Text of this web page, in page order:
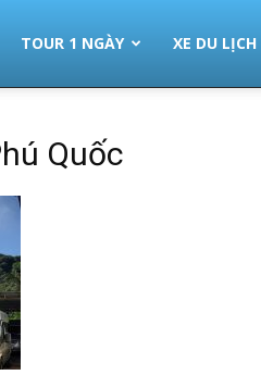
TOUR 1 NGÀY XE DU LỊCH
Quốc